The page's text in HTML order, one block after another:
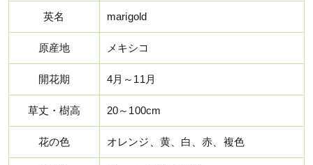
英名 marigold
原産地 メキシコ
開花期 4月～11月
草丈・樹高 20～100cm
花の色 オレンジ、黄、白、赤、複色